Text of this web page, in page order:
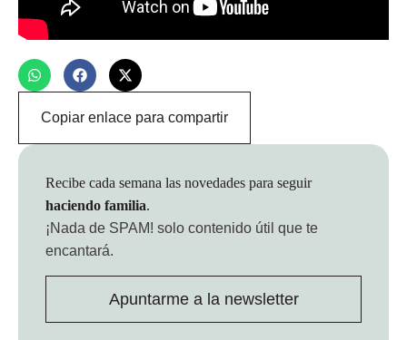
Copiar enlace para compartir
Recibe cada semana las novedades para seguir
haciendo familia.
¡Nada de SPAM! solo contenido útil que te
encantará.
Apuntarme a la newsletter